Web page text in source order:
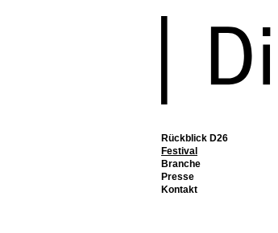
Rückblick D26
Festival
Branche
Presse
Kontakt